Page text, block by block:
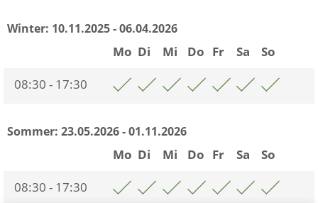
Winter: 10.11.2025 - 06.04.2026
Mo Di Mi Do Fr Sa
So
08:30 - 17:30
Sommer: 23.05.2026 - 01.11.2026
Mo Di Mi Do Fr Sa
So
08:30 - 17:30